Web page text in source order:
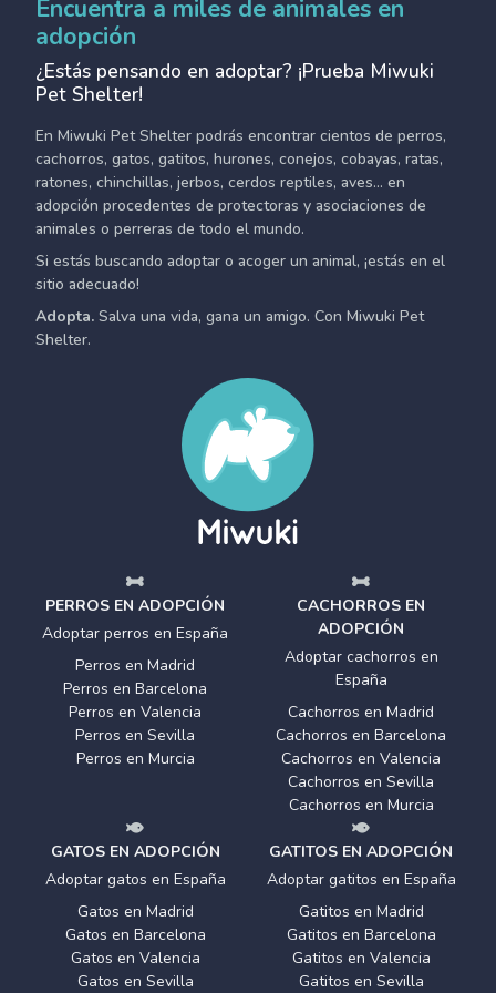
Encuentra a miles de animales en
adopción
¿Estás pensando en adoptar? ¡Prueba Miwuki
Pet Shelter!
En Miwuki Pet Shelter podrás encontrar cientos de perros,
cachorros, gatos, gatitos, hurones, conejos, cobayas, ratas,
ratones, chinchillas, jerbos, cerdos reptiles, aves... en
adopción procedentes de protectoras y asociaciones de
animales o perreras de todo el mundo.
Si estás buscando adoptar o acoger un animal, ¡estás en el
sitio adecuado!
Adopta. Salva una vida, gana un amigo. Con Miwuki Pet
Shelter.
PERROS EN ADOPCIÓN
Adoptar perros en España
Perros en Madrid
Perros en Barcelona
Perros en Valencia
Perros en Sevilla
Perros en Murcia
CACHORROS EN
ADOPCIÓN
Adoptar cachorros en
España
Cachorros en Madrid
Cachorros en Barcelona
Cachorros en Valencia
Cachorros en Sevilla
Cachorros en Murcia
GATOS EN ADOPCIÓN
Adoptar gatos en España
Gatos en Madrid
Gatos en Barcelona
Gatos en Valencia
Gatos en Sevilla
GATITOS EN ADOPCIÓN
Adoptar gatitos en España
Gatitos en Madrid
Gatitos en Barcelona
Gatitos en Valencia
Gatitos en Sevilla